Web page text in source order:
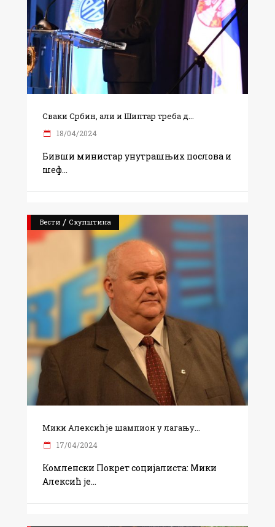
Сваки Србин, али и Шиптар треба д...
18/04/2024
Бивши министар унутрашњих послова и
шеф
Вести / Скупштина
Мики Алексић је шампион у лагању...
17/04/2024
Комленски Покрет социјалиста: Мики
Алексић је